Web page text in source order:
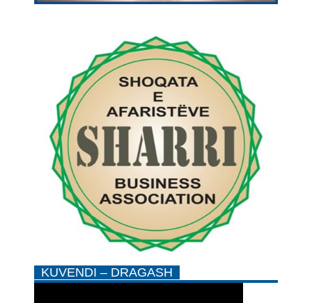
KUVENDI – DRAGASH